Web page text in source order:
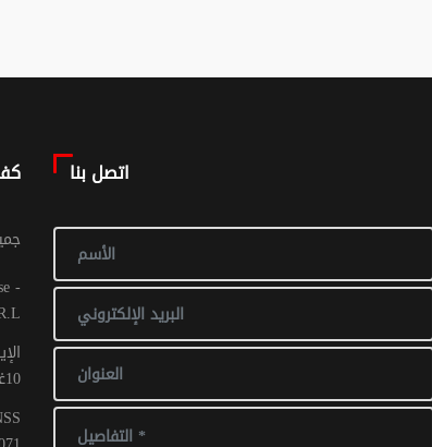
©
10غشت 2016: عدد 1 - 017 ص ح
اتصل بنا